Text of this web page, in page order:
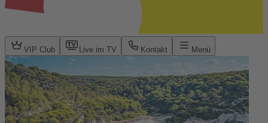
VIP Club Live im TV Kontakt Menü